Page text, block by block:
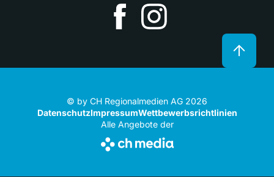
© by CH Regionalmedien AG 2026
DatenschutzImpressumWettbewerbsrichtlinien
Alle Angebote der